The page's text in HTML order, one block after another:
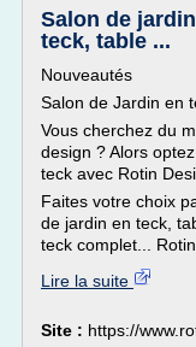
Salon de
teck, table ...
Nouveautés
Salon de Jardin en
Vous cherchez du
design ? Alors
teck avec Rotin
Faites votre choix
de jardin en teck,
teck complet...
Lire la suite
Site : https://